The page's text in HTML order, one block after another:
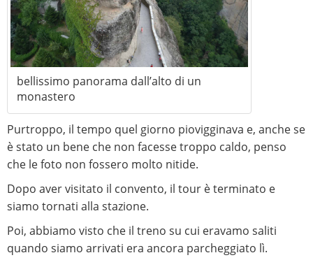
bellissimo panorama dall’alto di un
monastero
Purtroppo, il tempo quel giorno piovigginava e, anche se
è stato un bene che non facesse troppo caldo, penso
che le foto non fossero molto nitide.
Dopo aver visitato il convento, il tour è terminato e
siamo tornati alla stazione.
Poi, abbiamo visto che il treno su cui eravamo saliti
quando siamo arrivati ​​era ancora parcheggiato lì.